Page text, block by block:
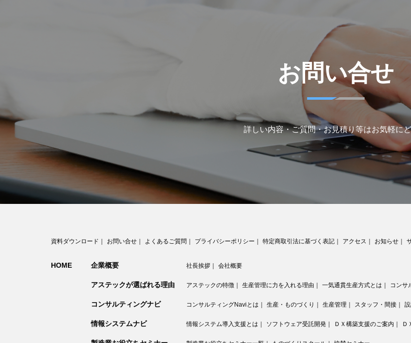
お問い合せ
詳しい内容・ご質問・お見積り等はお気軽に
資料ダウンロード お問い合せ よくあるご質問 プライバシーポリシー 特定商取引法に基づく表記 アクセス お知らせ
HOME 企業概要 社長挨拶｜ 会社概要
アステックが選ばれる理由 アステックの特徴｜ 生産管理に力を入れる理由 一気通貫生産方式とは コンサ
コンサルティングナビ コンサルティングNaviとは 生産・ものづくり 生産管理 スタッフ・間接｜
情報システムナビ 情報システム導入支援とは ソフトウェア受託開発｜ ＤＸ構築支援のご案内 Ｄ